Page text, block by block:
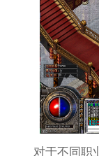
对于不同职